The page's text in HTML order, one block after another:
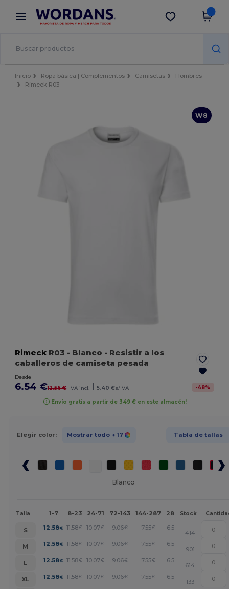
× App de Wordans
¡Mejores precios en app!
Descargar app
Inicio Ropa básica | Complementos Camisetas
Hombres
Rimeck R03
W8
Rimeck R03 - Blanco - Resistir a los
caballeros de camiseta pesada
Desde
6.54 €12.56 € IVA incl. 5.40 €s/IVA -48%
Envío gratis a partir de 349 € en este almacén!
Elegir color: Mostrar todo + 17 Tabla de tallas
Blanco
Talla 1-7 8-23 24-71 72-143 144-287 288 + Más
Stock
S 12.58€ 11.58€ 10.07€ 9.06€ 7.55€ 6.54 +
414
M
12.58€ 11.58€ 10.07€ 9.06€ 7.55€ 6.54 +
901
L
12.58€ 11.58€ 10.07€ 9.06€ 7.55€ 6.54 +
614
XL
12.58€ 11.58€ 10.07€ 9.06€ 7.55€ 6.54 +
133